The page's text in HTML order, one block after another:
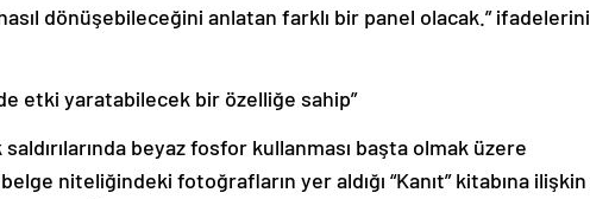
dönüşebileceğini anlatan farklı bir panel olacak.” ifadelerini
etki yaratabilecek bir özelliğe sahip”
saldırılarında beyaz fosfor kullanması başta olmak üzere
niteliğindeki fotoğrafların yer aldığı “Kanıt” kitabına ilişkin